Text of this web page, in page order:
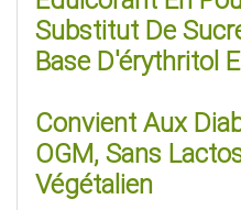
Substitut De
Base D'érythritol
Convient Aux
OGM, Sans
Végétalien